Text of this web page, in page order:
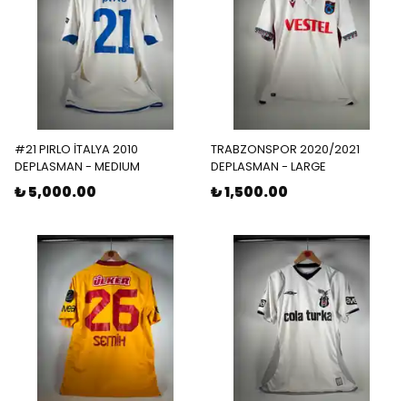
#21 PIRLO İTALYA 2010
DEPLASMAN - MEDIUM
₺ 5,000.00
TRABZONSPOR 2020/2021
DEPLASMAN - LARGE
₺ 1,500.00